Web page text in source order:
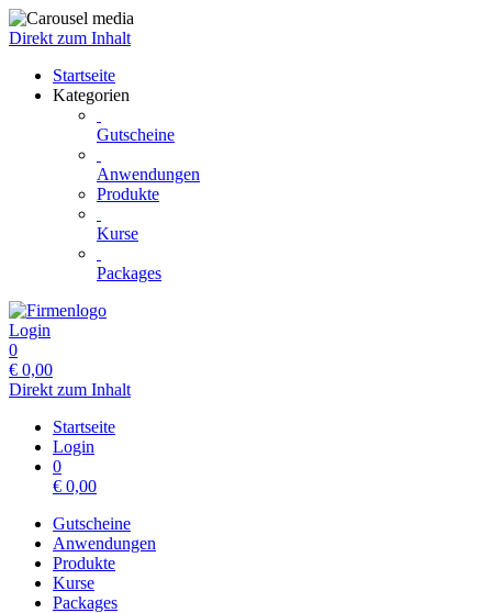
Direkt zum Inhalt
Startseite
Kategorien
Gutscheine
Anwendungen
Produkte
Kurse
Packages
Login
0
€ 0,00
Direkt zum Inhalt
Startseite
Login
0
€ 0,00
Gutscheine
Anwendungen
Produkte
Kurse
Packages